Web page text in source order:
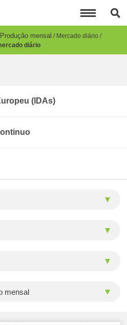
Produção mensal
Mercado diário
diário
(IDAs)